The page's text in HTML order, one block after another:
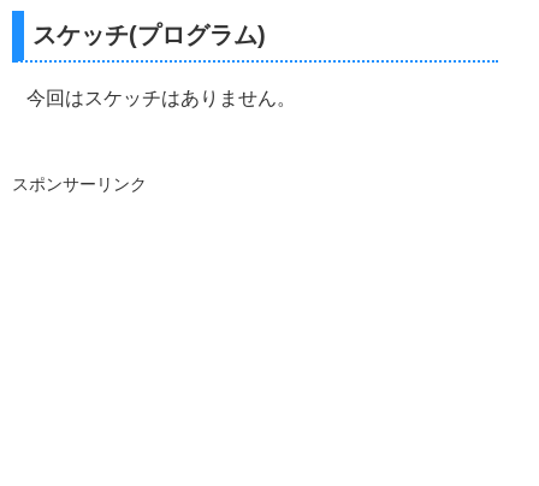
スケッチ(プログラム)
今回はスケッチはありません。
スポンサーリンク